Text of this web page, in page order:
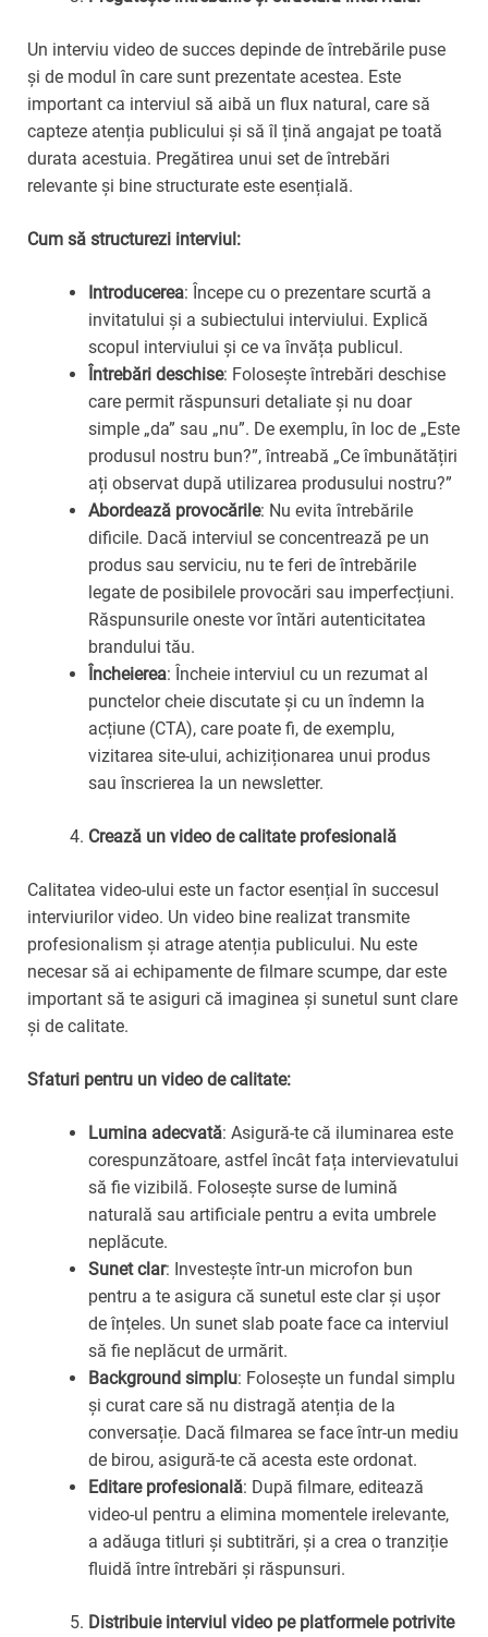
Un interviu video de succes depinde de întrebările puse
și de modul în care sunt prezentate acestea. Este
important ca interviul să aibă un flux natural, care să
capteze atenția publicului și să îl țină angajat pe toată
durata acestuia. Pregătirea unui set de întrebări
relevante și bine structurate este esențială.
Cum să structurezi interviul:
Introducerea: Începe cu o prezentare scurtă a
invitatului și a subiectului interviului. Explică
scopul interviului și ce va învăța publicul.
Întrebări deschise: Folosește întrebări deschise
care permit răspunsuri detaliate și nu doar
simple „da” sau „nu”. De exemplu, în loc de „Este
produsul nostru bun?”, întreabă „Ce îmbunătățiri
ați observat după utilizarea produsului nostru?”
Abordează provocările: Nu evita întrebările
dificile. Dacă interviul se concentrează pe un
produs sau serviciu, nu te feri de întrebările
legate de posibilele provocări sau imperfecțiuni.
Răspunsurile oneste vor întări autenticitatea
brandului tău.
Încheierea: Încheie interviul cu un rezumat al
punctelor cheie discutate și cu un îndemn la
acțiune (CTA), care poate fi, de exemplu,
vizitarea site-ului, achiziționarea unui produs
sau înscrierea la un newsletter.
Crează un video de calitate profesională
Calitatea video-ului este un factor esențial în succesul
interviurilor video. Un video bine realizat transmite
profesionalism și atrage atenția publicului. Nu este
necesar să ai echipamente de filmare scumpe, dar este
important să te asiguri că imaginea și sunetul sunt clare
și de calitate.
Sfaturi pentru un video de calitate:
Lumina adecvată: Asigură-te că iluminarea este
corespunzătoare, astfel încât fața intervievatului
să fie vizibilă. Folosește surse de lumină
naturală sau artificiale pentru a evita umbrele
neplăcute.
Sunet clar: Investește într-un microfon bun
pentru a te asigura că sunetul este clar și ușor
de înțeles. Un sunet slab poate face ca interviul
să fie neplăcut de urmărit.
Background simplu: Folosește un fundal simplu
și curat care să nu distragă atenția de la
conversație. Dacă filmarea se face într-un mediu
de birou, asigură-te că acesta este ordonat.
Editare profesională: După filmare, editează
video-ul pentru a elimina momentele irelevante,
a adăuga titluri și subtitrări, și a crea o tranziție
fluidă între întrebări și răspunsuri.
Distribuie interviul video pe platformele potrivite